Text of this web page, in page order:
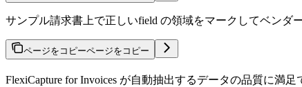
サンプル請求書上で正しいfield の領域をマークしてベンダ
ページをコピーページをコピー
FlexiCapture for Invoices が自動抽出するデータの品質に満